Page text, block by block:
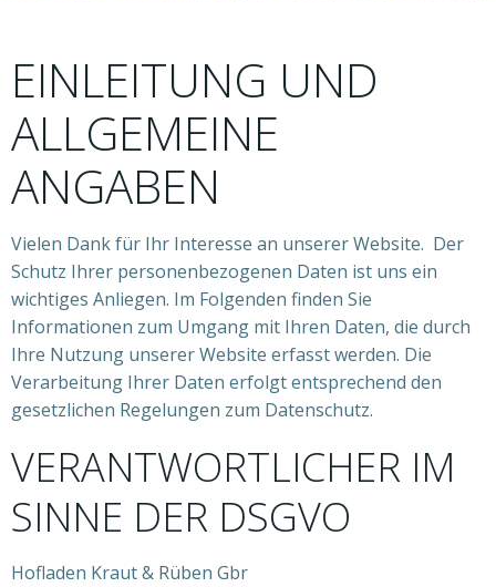
EINLEITUNG UND
ALLGEMEINE
ANGABEN
Vielen Dank für Ihr Interesse an unserer Website. Der
Schutz Ihrer personenbezogenen Daten ist uns ein
wichtiges Anliegen. Im Folgenden finden Sie
Informationen zum Umgang mit Ihren Daten, die durch
Ihre Nutzung unserer Website erfasst werden. Die
Verarbeitung Ihrer Daten erfolgt entsprechend den
gesetzlichen Regelungen zum Datenschutz.
VERANTWORTLICHER IM
SINNE DER DSGVO
Hofladen Kraut & Rüben Gbr